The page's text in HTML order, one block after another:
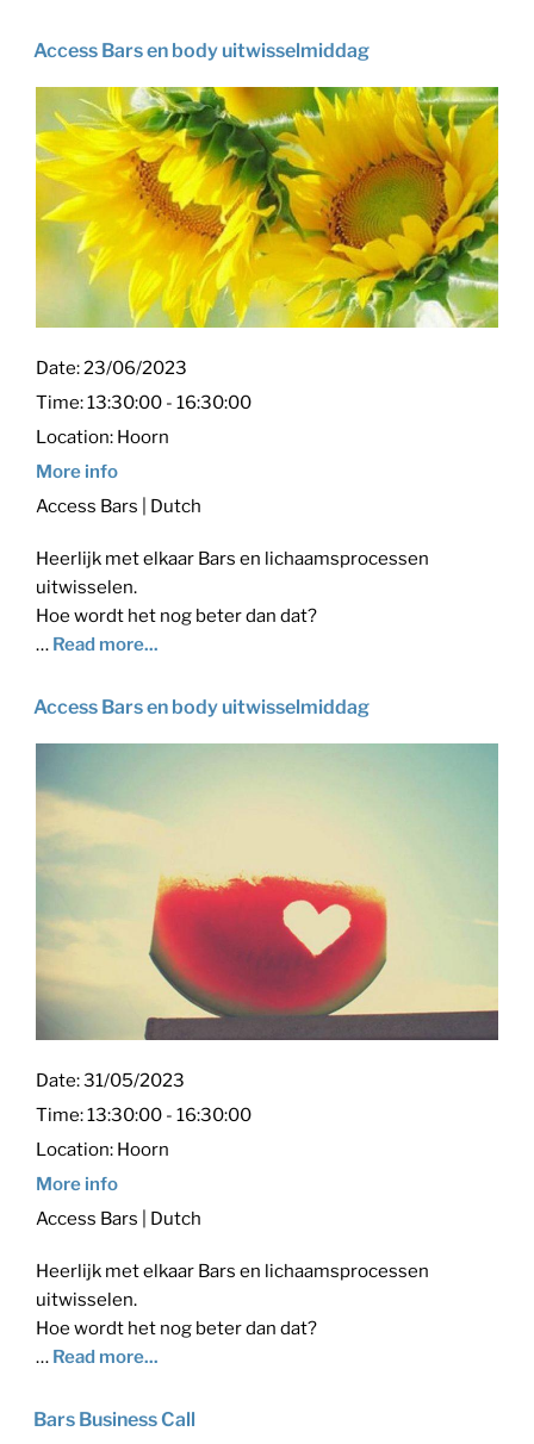
Access Bars en body uitwisselmiddag
Date:23/06/2023
Time:13:30:00 - 16:30:00
Location: Hoorn
More info
Access Bars | Dutch
Heerlijk met elkaar Bars en lichaamsprocessen
uitwisselen.
Hoe wordt het nog beter dan dat?
… Read more...
Access Bars en body uitwisselmiddag
Date:31/05/2023
Time:13:30:00 - 16:30:00
Location: Hoorn
More info
Access Bars | Dutch
Heerlijk met elkaar Bars en lichaamsprocessen
uitwisselen.
Hoe wordt het nog beter dan dat?
… Read more...
Bars Business Call